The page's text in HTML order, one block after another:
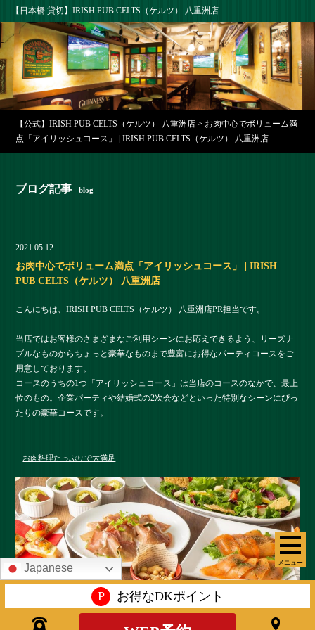
【日本橋 貸切】IRISH PUB CELTS（ケルツ） 八重洲店
メニュー
【公式】IRISH PUB CELTS（ケルツ） 八重洲店 > お肉中心でボリューム満
点「アイリッシュコース」 | IRISH PUB CELTS（ケルツ） 八重洲店
ブログ記事 blog
2021.05.12
お肉中心でボリューム満点「アイリッシュコース」 | IRISH
PUB CELTS（ケルツ） 八重洲店
こんにちは、IRISH PUB CELTS（ケルツ） 八重洲店PR担当です。
当店ではお客様のさまざまなご利用シーンにお応えできるよう、リーズナ
ブルなものからちょっと豪華なものまで豊富にお得なパーティコースをご
用意しております。
コースのうちの1つ「アイリッシュコース」は当店のコースのなかで、最上
位のもの。企業パーティや結婚式の2次会などといった特別なシーンにぴっ
たりの豪華コースです。
お肉料理たっぷりで大満足
Japanese
P お得なDKポイント